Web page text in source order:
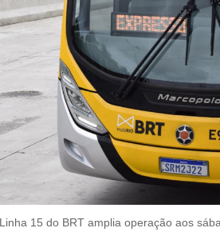
Linha 15 do BRT amplia operação aos